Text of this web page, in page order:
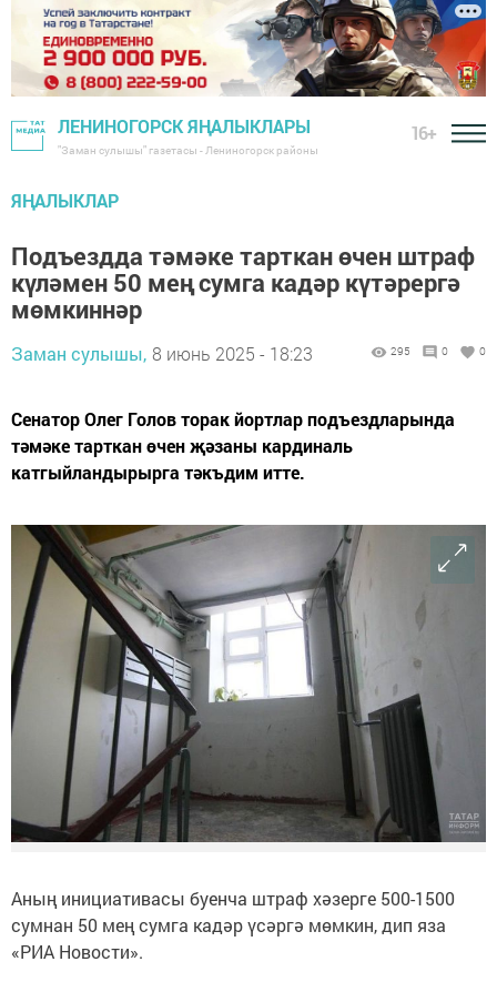
ЛЕНИНОГОРСК ЯҢАЛЫКЛАРЫ
"Заман сулышы" газетасы - Лениногорск районы
16+
ЯҢАЛЫКЛАР
Подъездда тәмәке тарткан өчен штраф
күләмен 50 мең сумга кадәр күтәрергә
мөмкиннәр
Заман сулышы, 8 июнь 2025 - 18:23 295 0 0
Сенатор Олег Голов торак йортлар подъездларында
тәмәке тарткан өчен җәзаны кардиналь
катгыйландырырга тәкъдим итте.
Аның инициативасы буенча штраф хәзерге 500-1500
сумнан 50 мең сумга кадәр үсәргә мөмкин, дип яза
«РИА Новости».